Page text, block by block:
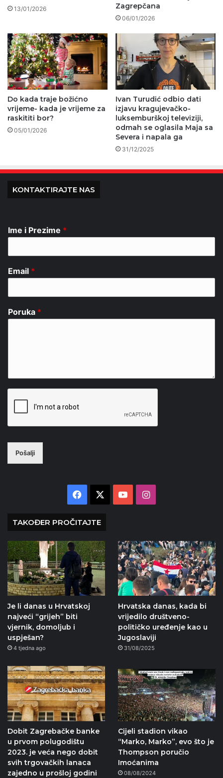
13/01/2026
Zagrepčana
06/01/2026
Do kada traje božićno
vrijeme- kada je vrijeme za
raskititi bor?
05/01/2026
Ivan Turudić odbio dati
izjavu kragujevačko-
luksemburškoj televiziji,
odmah se oglasila Maja sa
Severa i napala ga
31/12/2025
KONTAKTIRAJTE NAS
Ime i Prezime *
Email *
Poruka *
Pošalji
Facebook YouTubeInstagram
TAKOĐER PROČITAJTE
Je li danas u Hrvatskoj
najveći “grijeh” biti
vjernik, domoljub i
uspješan?
4 tjedna ago
Hrvatska danas, kada bi
vrijedilo društveno-
političko uređenje kao u
Jugoslaviji
31/08/2025
Dobit Zagrebačke banke
u prvom polugodištu
2023. je veća nego dobit
svih trgovačkih lanaca
zajedno u prošloj godini
Cijeli stadion vikao
“Marko, Marko”, evo što je
Thompson poručio
Imoćanima
08/08/2024